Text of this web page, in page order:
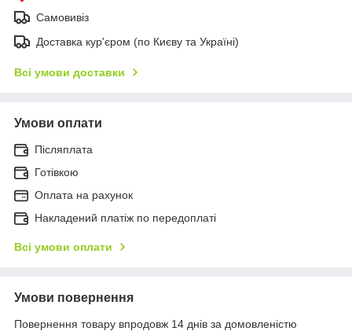
Самовивіз
Доставка кур'єром (по Києву та Україні)
Всі умови доставки
Умови оплати
Післяплата
Готівкою
Оплата на рахунок
Накладений платіж по передоплаті
Всі умови оплати
Умови повернення
Повернення товару впродовж 14 днів за домовленістю